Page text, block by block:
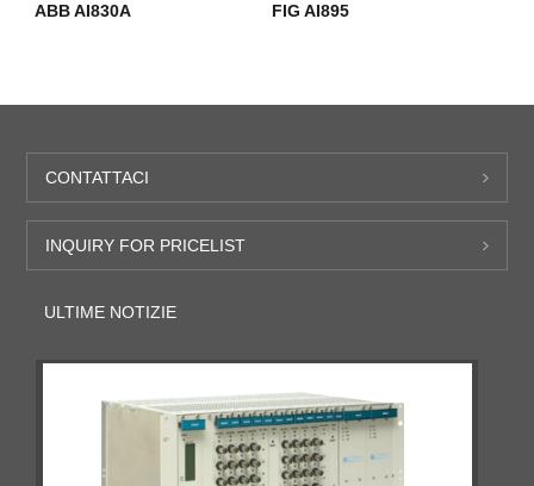
ABB AI830A FIG AI895
CONTATTACI
INQUIRY FOR PRICELIST
ULTIME NOTIZIE